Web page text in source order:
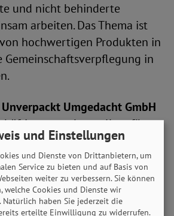
und nicht behinderte
arbeiten. Das Thema ist
hochwertigen Produkten in
Gemeinschaftsverpflegung in
Unverpackt Umgedacht GmbH
und vor allem für
GmbH für Autozubehör als
und Einstellungen
und Dienste von Drittanbietern, um
Service zu bieten und auf Basis von
weiter zu verbessern. Sie können
welche Cookies und Dienste wir
Natürlich haben Sie jederzeit die
erteilte Einwilligung zu widerrufen.